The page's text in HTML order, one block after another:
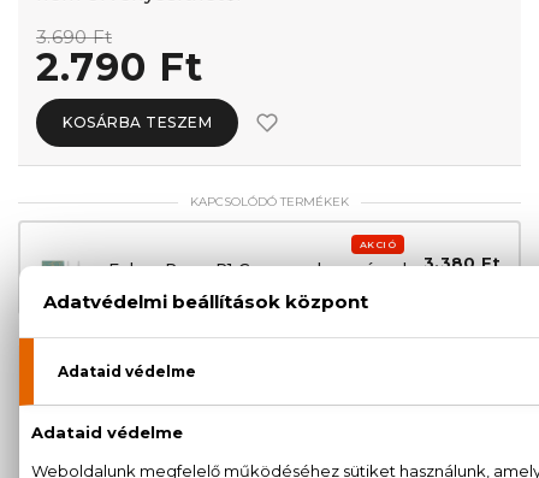
3.690 Ft
2.790 Ft
KOSÁRBA TESZEM
KAPCSOLÓDÓ TERMÉKEK
AKCIÓ
Echos Perm P1 Csomag dauervízzel
és neutralizálóval Szett 100+120 ml
3.380 Ft
100% eredeti termékek,
Kérdésed van, elakadtál? Hívd ügyfélszolgálatunkat: